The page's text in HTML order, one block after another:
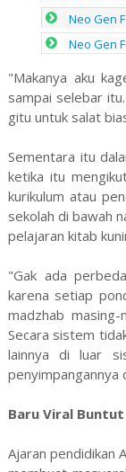
Neo Gen
Neo Gen
"Makanya aku
sampai selebar
gitu untuk salat
Sementara itu
ketika itu
kurikulum atau
sekolah di bawah
pelajaran kitab
"Gak ada
karena setiap
madzhab
Secara sistem
lainnya di luar
penyimpangannya
Baru Viral
Ajaran pendidikan